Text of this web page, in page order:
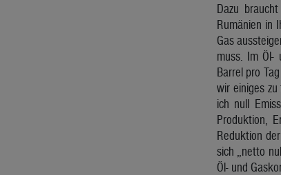
Dazu
Rumänien in
Gas
muss. Im Öl-
Barrel pro
wir einiges
ich null
Produktion,
Reduktion
sich „netto
Öl- und